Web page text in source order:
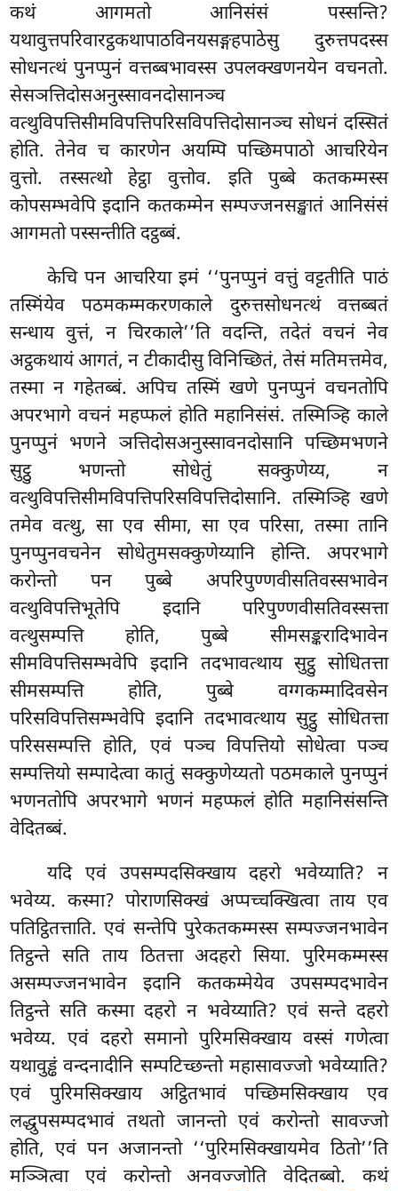
कथं आगमतो आनिसंसं पस्सन्ति?
यथावुत्तपरिवारट्ठकथापाठविनयसङ्गहपाठेसु दुरुत्तपदस्स
सोधनत्थं पुनप्पुनं वत्तब्बभावस्स उपलक्खणनयेन वचनतो.
सेसञत्तिदोसअनुस्सावनदोसानञ्च
वत्थुविपत्तिसीमविपत्तिपरिसविपत्तिदोसानञ्च सोधनं दस्सितं
होति. तेनेव च कारणेन अयम्पि पच्छिमपाठो आचरियेन
वुत्तो. तस्सत्थो हेट्ठा वुत्तोव. इति पुब्बे कतकम्मस्स
कोपसम्भवेपि इदानि कतकम्मेन सम्पज्जनसङ्खातं आनिसंसं
आगमतो पस्सन्तीति दट्ठब्बं.
केचि पन आचरिया इमं ‘‘पुनप्पुनं वत्तुं वट्टतीति पाठं
तस्मिंयेव पठमकम्मकरणकाले दुरुत्तसोधनत्थं वत्तब्बतं
सन्धाय वुत्तं, न चिरकाले’’ति वदन्ति, तदेतं वचनं नेव
अट्ठकथायं आगतं, न टीकादीसु विनिच्छितं, तेसं मतिमत्तमेव,
तस्मा न गहेतब्बं. अपिच तस्मिं खणे पुनप्पुनं वचनतोपि
अपरभागे वचनं महप्फलं होति महानिसंसं. तस्मिञ्हि काले
पुनप्पुनं भणने ञत्तिदोसअनुस्सावनदोसानि पच्छिमभणने
सुट्ठु भणन्तो सोधेतुं सक्कुणेय्य, न
वत्थुविपत्तिसीमविपत्तिपरिसविपत्तिदोसानि. तस्मिञ्हि खणे
तमेव वत्थु, सा एव सीमा, सा एव परिसा, तस्मा तानि
पुनप्पुनवचनेन सोधेतुमसक्कुणेय्यानि होन्ति. अपरभागे
करोन्तो पन पुब्बे अपरिपुण्णवीसतिवस्सभावेन
वत्थुविपत्तिभूतेपि इदानि परिपुण्णवीसतिवस्सत्ता
वत्थुसम्पत्ति होति, पुब्बे सीमसङ्करादिभावेन
सीमविपत्तिसम्भवेपि इदानि तदभावत्थाय सुट्ठु सोधितत्ता
सीमसम्पत्ति होति, पुब्बे वग्गकम्मादिवसेन
परिसविपत्तिसम्भवेपि इदानि तदभावत्थाय सुट्ठु सोधितत्ता
परिससम्पत्ति होति, एवं पञ्च विपत्तियो सोधेत्वा पञ्च
सम्पत्तियो सम्पादेत्वा कातुं सक्कुणेय्यतो पठमकाले पुनप्पुनं
भणनतोपि अपरभागे भणनं महप्फलं होति महानिसंसन्ति
वेदितब्बं.
यदि एवं उपसम्पदसिक्खाय दहरो भवेय्याति? न
भवेय्य. कस्मा? पोराणसिक्खं अप्पच्चक्खित्वा ताय एव
पतिट्ठितत्ताति. एवं सन्तेपि पुरेकतकम्मस्स सम्पज्जनभावेन
तिट्ठन्ते सति ताय ठितत्ता अदहरो सिया. पुरिमकम्मस्स
असम्पज्जनभावेन इदानि कतकम्मेयेव उपसम्पदभावेन
तिट्ठन्ते सति कस्मा दहरो न भवेय्याति? एवं सन्ते दहरो
भवेय्य. एवं दहरो समानो पुरिमसिक्खाय वस्सं गणेत्वा
यथावुड्ढं वन्दनादीनि सम्पटिच्छन्तो महासावज्जो भवेय्याति?
एवं पुरिमसिक्खाय अट्ठितभावं पच्छिमसिक्खाय एव
लद्धुपसम्पदभावं तथतो जानन्तो एवं करोन्तो सावज्जो
होति, एवं पन अजानन्तो ‘‘पुरिमसिक्खायमेव ठितो’’ति
मञ्ञित्वा एवं करोन्तो अनवज्जोति वेदितब्बो. कथं